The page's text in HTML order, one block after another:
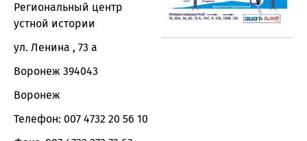
Региональный центр
устной истории
ул. Ленина , 73 а
Воронеж 394043
Воронеж
Телефон: 007 4732 20 56 10